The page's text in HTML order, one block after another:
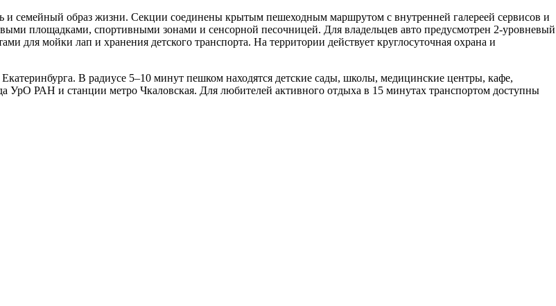
и семейный образ жизни. Секции соединены крытым пешеходным маршрутом с внутренней галереей сервисов и
площадками, спортивными зонами и сенсорной песочницей. Для владельцев авто предусмотрен 2-уровневый
для мойки лап и хранения детского транспорта. На территории действует круглосуточная охрана и
В радиусе 5–10 минут пешком находятся детские сады, школы, медицинские центры, кафе,
УрО РАН и станции метро Чкаловская. Для любителей активного отдыха в 15 минутах транспортом доступны